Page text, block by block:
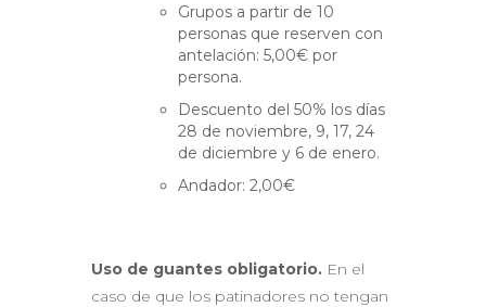
Grupos a partir de 10
personas que reserven con
antelación: 5,00€ por
persona.
Descuento del 50% los días
28 de noviembre, 9, 17, 24
de diciembre y 6 de enero.
Andador: 2,00€
Uso de guantes obligatorio. En el
caso de que los patinadores no tengan